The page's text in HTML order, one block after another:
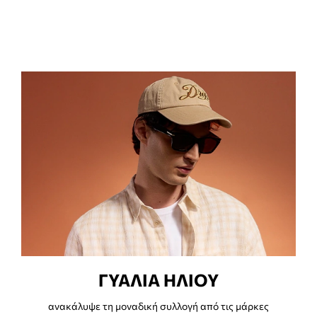
ΓΥΑΛΙΑ ΗΛΙΟΥ
ανακάλυψε τη μοναδική συλλογή από τις μάρκες